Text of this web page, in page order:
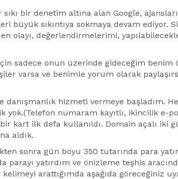
bir denetim altına alan Google,
büyük sıkıntıya sokmaya devam ediyor.
olayı, değerlendirmelerimi,
sadece onun üzerinde gideceğim benim
varsa ve benimle yorum olarak
hizmeti vermeye başladım.
yok.(Telefon numaram kayıtlı, ikincilik e-
kart ilk defa kullanıldı. Domain açalı iki
aldık.
sonra gün boyu 350 tutarında para
parayı yatırdım ve önizleme teşhis
arattığımda aşağıda göreceğiniz